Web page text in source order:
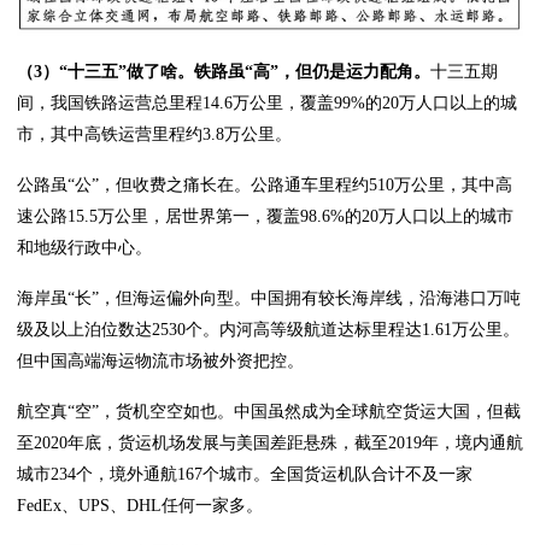
（3）“十三五”做了啥。铁路虽“高”，但仍是运力配角。 十三五期
间，我国铁路运营总里程14.6万公里，覆盖99%的20万人口以上的城
市，其中高铁运营里程约3.8万公里。
公路虽“公”，但收费之痛长在。公路通车里程约510万公里，其中高
速公路15.5万公里，居世界第一，覆盖98.6%的20万人口以上的城市
和地级行政中心。
海岸虽“长”，但海运偏外向型。中国拥有较长海岸线，沿海港口万吨
级及以上泊位数达2530个。内河高等级航道达标里程达1.61万公里。
但中国高端海运物流市场被外资把控。
航空真“空”，货机空空如也。中国虽然成为全球航空货运大国，但截
至2020年底，货运机场发展与美国差距悬殊，截至2019年，境内通航
城市234个，境外通航167个城市。全国货运机队合计不及一家
FedEx、UPS、DHL任何一家多。